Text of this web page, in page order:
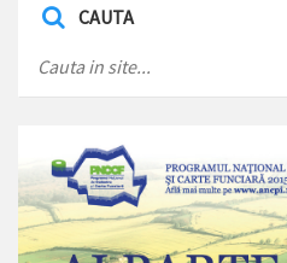
CAUTA